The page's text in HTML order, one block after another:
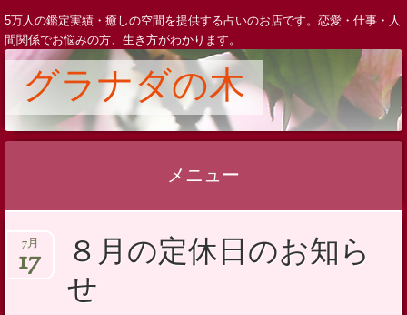
5万人の鑑定実績・癒しの空間を提供する占いのお店です。恋愛・仕事・人
間関係でお悩みの方、生き方がわかります。
グラナダの木
メニュー
ン
８月の定休日のお知ら
せ
7月
17